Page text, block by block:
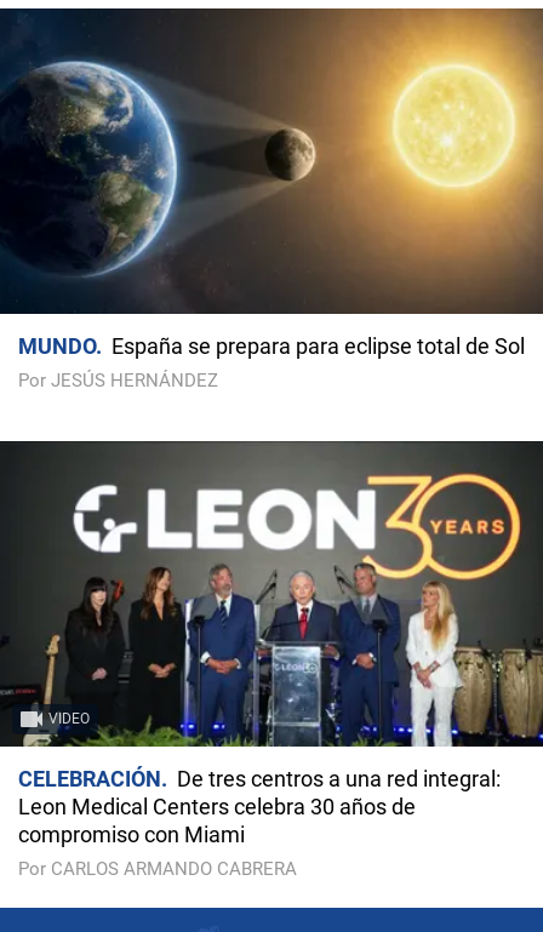
MUNDO España se prepara para eclipse total de Sol
Por JESÚS HERNÁNDEZ
VIDEO
CELEBRACIÓN
De tres centros a una red integral:
Leon Medical Centers celebra 30 años de
compromiso con Miami
Por CARLOS ARMANDO CABRERA